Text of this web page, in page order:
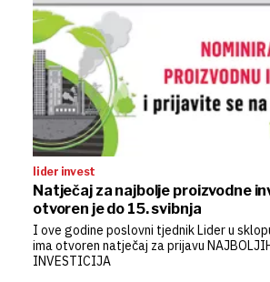
lider invest
Natječaj za najbolje proizvodne
otvoren je do 15. svibnja
I ove godine poslovni tjednik Lider u
ima otvoren natječaj za prijavu
INVESTICIJA